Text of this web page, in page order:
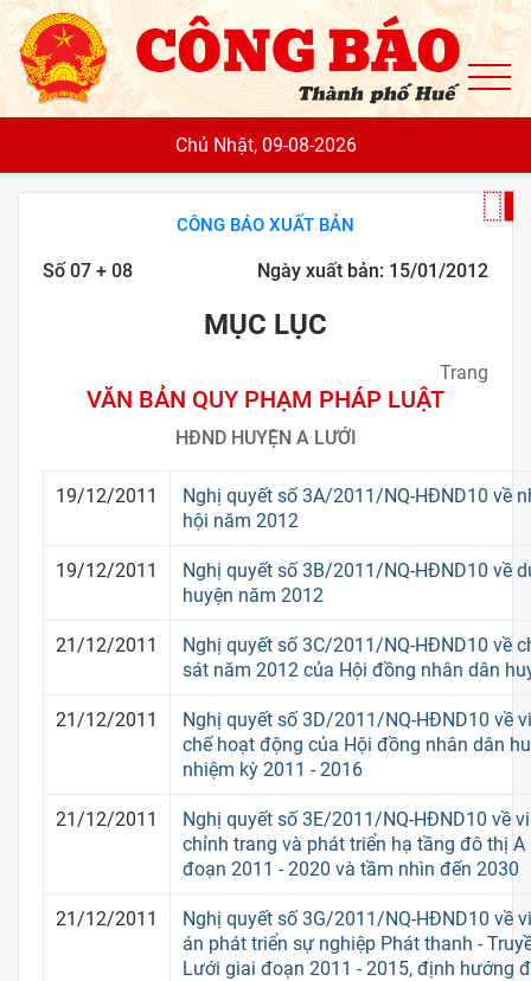
Chủ Nhật, 09-08-2026
CÔNG BÁO XUẤT BẢN
Số 07 + 08 Ngày xuất bản: 15/01/2012
MỤC LỤC
Trang
VĂN BẢN QUY PHẠM PHÁP LUẬT
HĐND HUYỆN A LƯỚI
19/12/2011
Nghị quyết số 3A/2011/NQ-HĐND10 về
hội năm 2012
19/12/2011
Nghị quyết số 3B/2011/NQ-HĐND10 về
huyện năm 2012
21/12/2011
Nghị quyết số 3C/2011/NQ-HĐND10 về
sát năm 2012 của Hội đồng nhân dân
21/12/2011
Nghị quyết số 3D/2011/NQ-HĐND10 về
chế hoạt động của Hội đồng nhân dân
nhiệm kỳ 2011 - 2016
21/12/2011
Nghị quyết số 3E/2011/NQ-HĐND10 về
chỉnh trang và phát triển hạ tầng đô thị
đoạn 2011 - 2020 và tầm nhìn đến 2030
21/12/2011
Nghị quyết số 3G/2011/NQ-HĐND10 về
án phát triển sự nghiệp Phát thanh -
Lưới giai đoạn 2011 - 2015, định hướng